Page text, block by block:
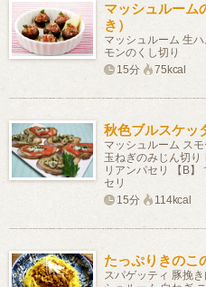
マッシュルーム
き）
マッシュルーム 生
モンのくし切り
15分
75kcal
秋色ブルスケ
マッシュルーム ス
玉ねぎのみじん切り
リアンパセリ 【B
セリ
15分
114kcal
たっぷりきのこ
スパゲッティ 豚挽